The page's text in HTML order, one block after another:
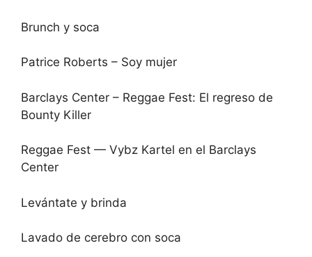
Brunch y soca
Patrice Roberts – Soy mujer
Barclays Center – Reggae Fest: El regreso de
Bounty Killer
Reggae Fest — Vybz Kartel en el Barclays
Center
Levántate y brinda
Lavado de cerebro con soca